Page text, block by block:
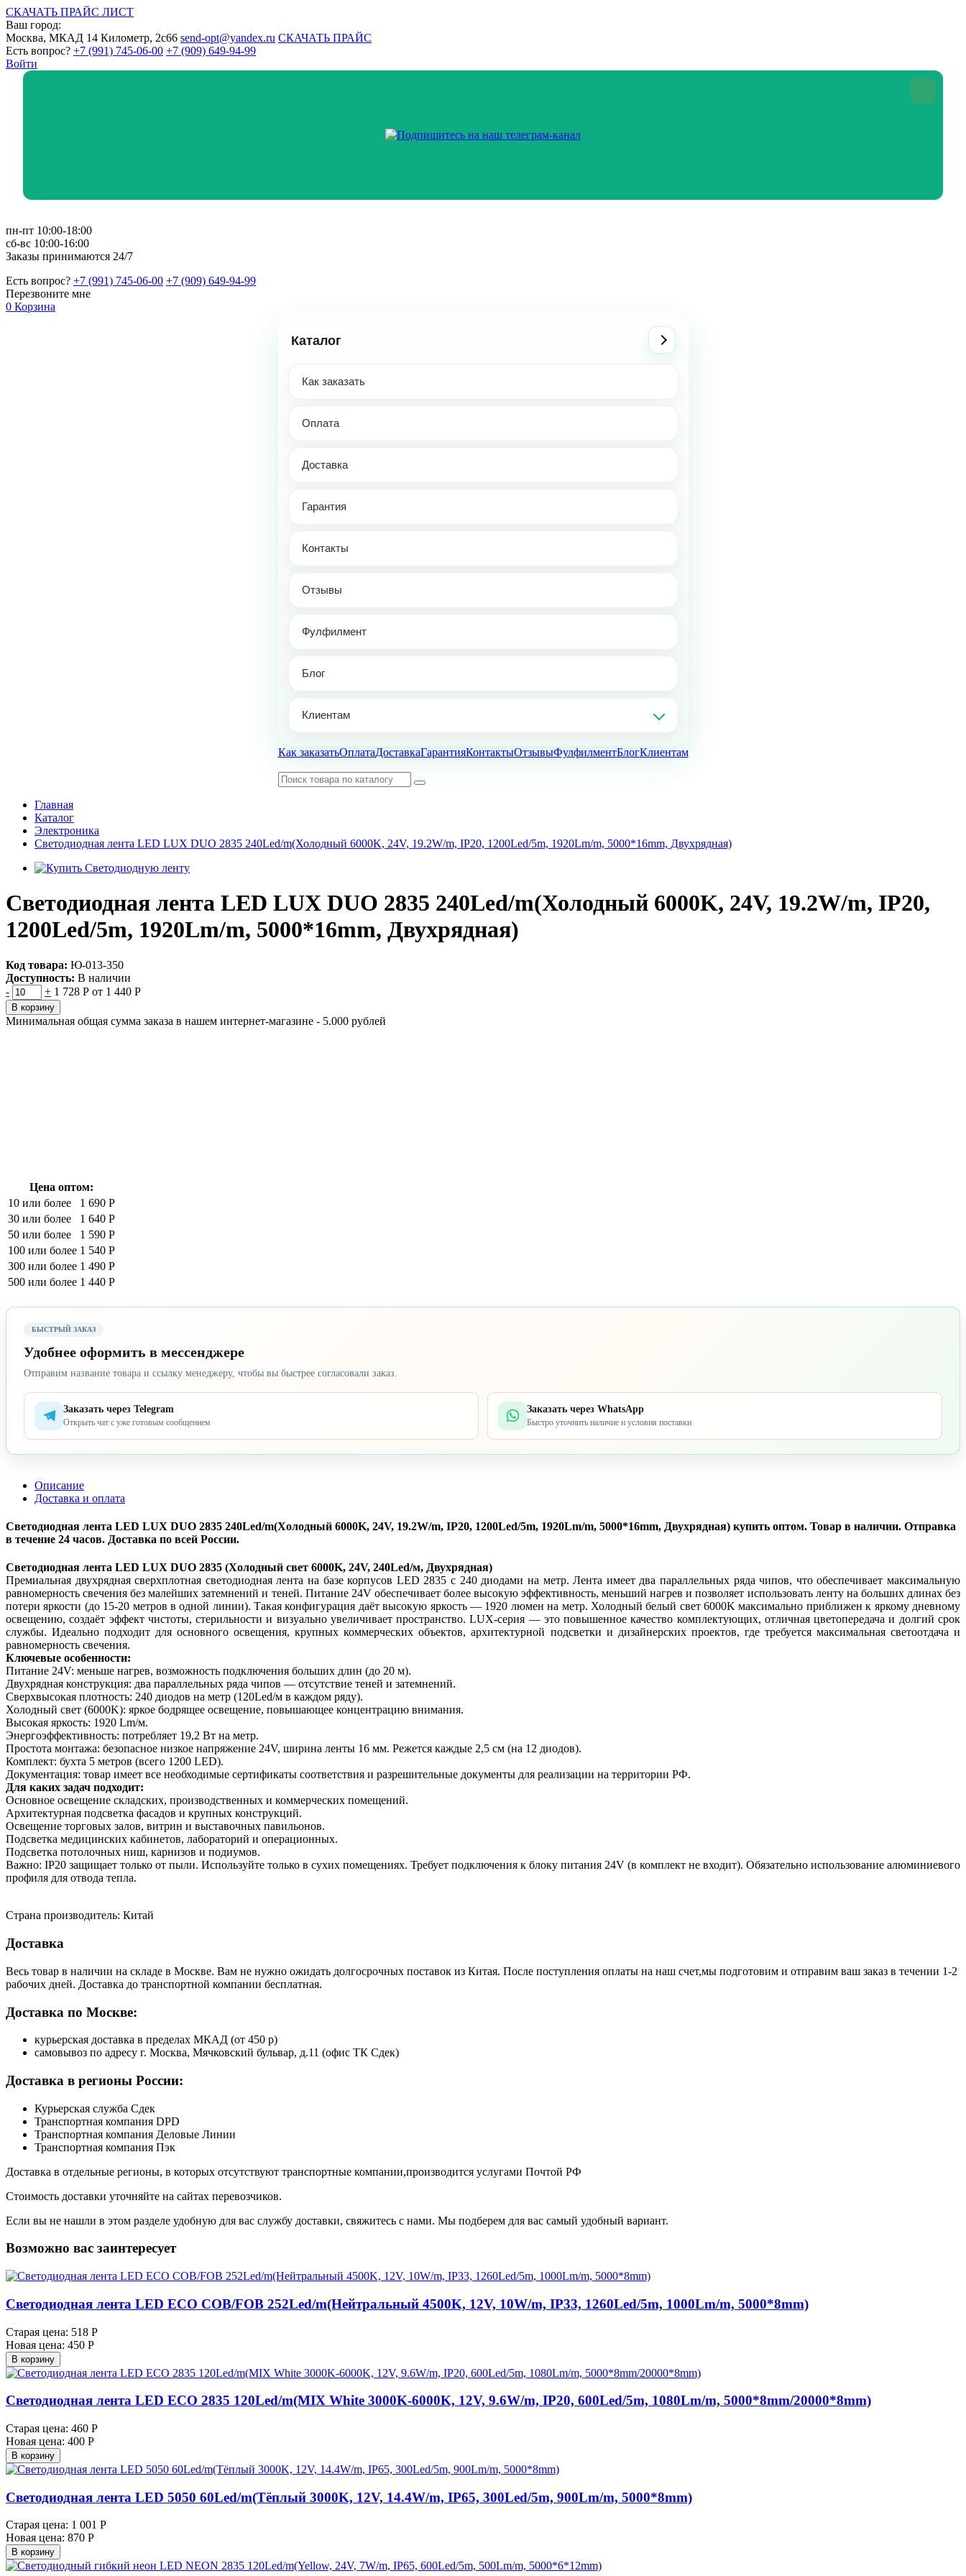
СКАЧАТЬ ПРАЙС ЛИСТ
Ваш город:
Москва, МКАД 14 Километр, 2с66 send-opt@yandex.ru СКАЧАТЬ ПРАЙС
Есть вопрос? +7 (991) 745-06-00 +7 (909) 649-94-99
Войти
пн-пт 10:00-18:00
сб-вс 10:00-16:00
Заказы принимаются 24/7
Есть вопрос? +7 (991) 745-06-00 +7 (909) 649-94-99
Перезвоните мне
0 Корзина
Каталог
Как заказать
Оплата
Доставка
Гарантия
Контакты
Отзывы
Фулфилмент
Блог
Клиентам
Как заказатьОплатаДоставкаГарантияКонтактыОтзывыФулфилментБлогКлиентам
Главная
Каталог
Электроника
Светодиодная лента LED LUX DUO 2835 240Led/m(Холодный 6000K, 24V, 19.2W/m, IP20, 1200Led/5m, 1920Lm/m, 5000*16mm, Двухрядная)
Светодиодная лента LED LUX DUO 2835 240Led/m(Холодный 6000K, 24V, 19.2W/m, IP20,
1200Led/5m, 1920Lm/m, 5000*16mm, Двухрядная)
Код товара: Ю-013-350
Доступность: В наличии
-
+ 1 728 Р от 1 440 Р
В корзину
Минимальная общая сумма заказа в нашем интернет-магазине - 5.000 рублей
Цена оптом:
10 или более
1 690 Р
30 или более
1 640 Р
50 или более
1 590 Р
100 или более 1 540 Р
300 или более 1 490 Р
500 или более 1 440 Р
БЫСТРЫЙ ЗАКАЗ
Удобнее оформить в мессенджере
Отправим название товара и ссылку менеджеру, чтобы вы быстрее согласовали заказ.
Заказать через Telegram
Открыть чат с уже готовым сообщением
Заказать через WhatsApp
Быстро уточнить наличие и условия поставки
Описание
Доставка и оплата
Светодиодная лента LED LUX DUO 2835 240Led/m(Холодный 6000K, 24V, 19.2W/m, IP20, 1200Led/5m, 1920Lm/m, 5000*16mm, Двухрядная) купить оптом. Товар в наличии. Отправка
в течение 24 часов. Доставка по всей России.
Светодиодная лента LED LUX DUO 2835 (Холодный свет 6000K, 24V, 240Led/м, Двухрядная)
Премиальная двухрядная сверхплотная светодиодная лента на базе корпусов LED 2835 с 240 диодами на метр. Лента имеет два параллельных ряда чипов, что обеспечивает максимальную
равномерность свечения без малейших затемнений и теней. Питание 24V обеспечивает более высокую эффективность, меньший нагрев и позволяет использовать ленту на больших длинах без
потери яркости (до 15-20 метров в одной линии). Такая конфигурация даёт высокую яркость — 1920 люмен на метр. Холодный белый свет 6000K максимально приближен к яркому дневному
освещению, создаёт эффект чистоты, стерильности и визуально увеличивает пространство. LUX-серия — это повышенное качество комплектующих, отличная цветопередача и долгий срок
службы. Идеально подходит для основного освещения, крупных коммерческих объектов, архитектурной подсветки и дизайнерских проектов, где требуется максимальная светоотдача и
равномерность свечения.
Ключевые особенности:
Питание 24V: меньше нагрев, возможность подключения больших длин (до 20 м).
Двухрядная конструкция: два параллельных ряда чипов — отсутствие теней и затемнений.
Сверхвысокая плотность: 240 диодов на метр (120Led/м в каждом ряду).
Холодный свет (6000K): яркое бодрящее освещение, повышающее концентрацию внимания.
Высокая яркость: 1920 Lm/м.
Энергоэффективность: потребляет 19,2 Вт на метр.
Простота монтажа: безопасное низкое напряжение 24V, ширина ленты 16 мм. Режется каждые 2,5 см (на 12 диодов).
Комплект: бухта 5 метров (всего 1200 LED).
Документация: товар имеет все необходимые сертификаты соответствия и разрешительные документы для реализации на территории РФ.
Для каких задач подходит:
Основное освещение складских, производственных и коммерческих помещений.
Архитектурная подсветка фасадов и крупных конструкций.
Освещение торговых залов, витрин и выставочных павильонов.
Подсветка медицинских кабинетов, лабораторий и операционных.
Подсветка потолочных ниш, карнизов и подиумов.
Важно: IP20 защищает только от пыли. Используйте только в сухих помещениях. Требует подключения к блоку питания 24V (в комплект не входит). Обязательно использование алюминиевого
профиля для отвода тепла.
Страна производитель: Китай
Доставка
Весь товар в наличии на складе в Москве. Вам не нужно ожидать долгосрочных поставок из Китая. После поступления оплаты на наш счет,мы подготовим и отправим ваш заказ в течении 1-2
рабочих дней. Доставка до транспортной компании бесплатная.
Доставка по Москве:
курьерская доставка в пределах МКАД (от 450 р)
самовывоз по адресу г. Москва, Мячковский бульвар, д.11 (офис ТК Сдек)
Доставка в регионы России:
Курьерская служба Сдек
Транспортная компания DPD
Транспортная компания Деловые Линии
Транспортная компания Пэк
Доставка в отдельные регионы, в которых отсутствуют транспортные компании,производится услугами Почтой РФ
Стоимость доставки уточняйте на сайтах перевозчиков.
Если вы не нашли в этом разделе удобную для вас службу доставки, свяжитесь с нами. Мы подберем для вас самый удобный вариант.
Возможно вас заинтересует
Светодиодная лента LED ECO COB/FOB 252Led/m(Нейтральный 4500K, 12V, 10W/m, IP33, 1260Led/5m, 1000Lm/m, 5000*8mm)
Старая цена: 518 Р
Новая цена: 450 Р
В корзину
Светодиодная лента LED ECO 2835 120Led/m(MIX White 3000K-6000K, 12V, 9.6W/m, IP20, 600Led/5m, 1080Lm/m, 5000*8mm/20000*8mm)
Старая цена: 460 Р
Новая цена: 400 Р
В корзину
Светодиодная лента LED 5050 60Led/m(Тёплый 3000K, 12V, 14.4W/m, IP65, 300Led/5m, 900Lm/m, 5000*8mm)
Старая цена: 1 001 Р
Новая цена: 870 Р
В корзину